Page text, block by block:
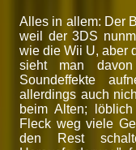
Alles in allem: Der
weil der 3DS
wie die Wii U, aber
sieht man
Soundeffekte
allerdings auch
beim Alten;
Fleck weg viele
den Rest